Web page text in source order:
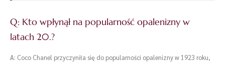
Q: Kto wpłynął na popularność opalenizny w
latach 20.?
A: Coco Chanel przyczyniła się do popularności opalenizny w 1923 roku,